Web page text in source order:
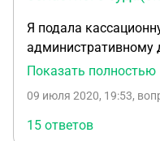
Я подала
административному
областного суда(оно
первой
районный суд
Показать полностью
09 июля 2020, 19:53,
15 ответов